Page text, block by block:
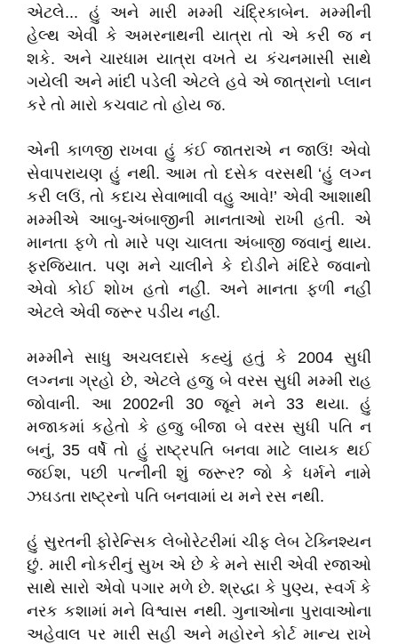
એટલે... હું અને મારી મમ્મી ચંદ્રિકાબેન. મમ્મીની
હેલ્થ એવી કે અમરનાથની યાત્રા તો એ કરી જ ન
શકે. અને ચારધામ યાત્રા વખતે ય કંચનમાસી સાથે
ગયેલી અને માંદી પડેલી એટલે હવે એ જાત્રાનો પ્લાન
કરે તો મારો કચવાટ તો હોય જ.
એની કાળજી રાખવા હું કંઈ જાતરાએ ન જાઉં! એવો
સેવાપરાયણ હું નથી. આમ તો દસેક વરસથી ‘હું લગ્ન
કરી લઉં, તો કદાચ સેવાભાવી વહુ આવે!’ એવી આશાથી
મમ્મીએ આબુ-અંબાજીની માનતાઓ રાખી હતી. એ
માનતા ફળે તો મારે પણ ચાલતા અંબાજી જવાનું થાય.
ફરજિયાત. પણ મને ચાલીને કે દોડીને મંદિરે જવાનો
એવો કોઈ શોખ હતો નહીં. અને માનતા ફળી નહીં
એટલે એવી જરૂર પડીય નહીં.
મમ્મીને સાધુ અચલદાસે કહ્યું હતું કે 2004 સુધી
લગ્નના ગ્રહો છે, એટલે હજુ બે વરસ સુધી મમ્મી રાહ
જોવાની. આ 2002ની 30 જૂને મને 33 થયા. હું
મજાકમાં કહેતો કે હજુ બીજા બે વરસ સુધી પતિ ન
બનું, 35 વર્ષે તો હું રાષ્ટ્રપતિ બનવા માટે લાયક થઈ
જઈશ, પછી પત્નીની શું જરૂર? જો કે ધર્મને નામે
ઝઘડતા રાષ્ટ્રનો પતિ બનવામાં ય મને રસ નથી.
હું સુરતની ફોરેન્સિક લેબોરેટરીમાં ચીફ લેબ ટેક્નિશ્યન
છું. મારી નોકરીનું સુખ એ છે કે મને સારી એવી રજાઓ
સાથે સારો એવો પગાર મળે છે. શ્રદ્ધા કે પુણ્ય, સ્વર્ગ કે
નરક કશામાં મને વિશ્વાસ નથી. ગુનાઓના પુરાવાઓના
અહેવાલ પર મારી સહી અને મહોરને કોર્ટ માન્ય રાખે